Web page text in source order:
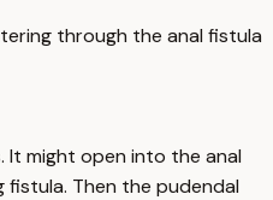
through the anal fistula
It might open into the anal
fistula. Then the pudendal